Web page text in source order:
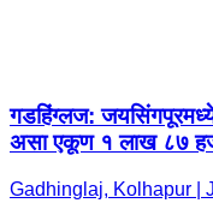
गडहिंग्लज:
असा एकूण १ लाख ८७
Gadhinglaj, Kolhapur |